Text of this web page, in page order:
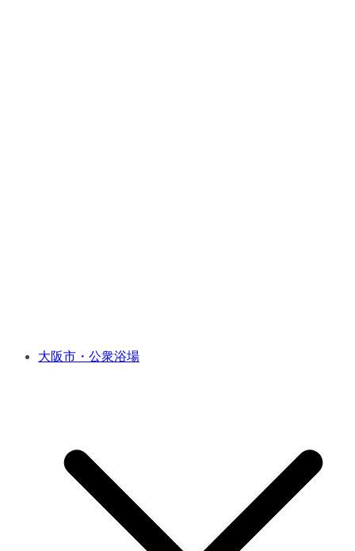
大阪市・公衆浴場